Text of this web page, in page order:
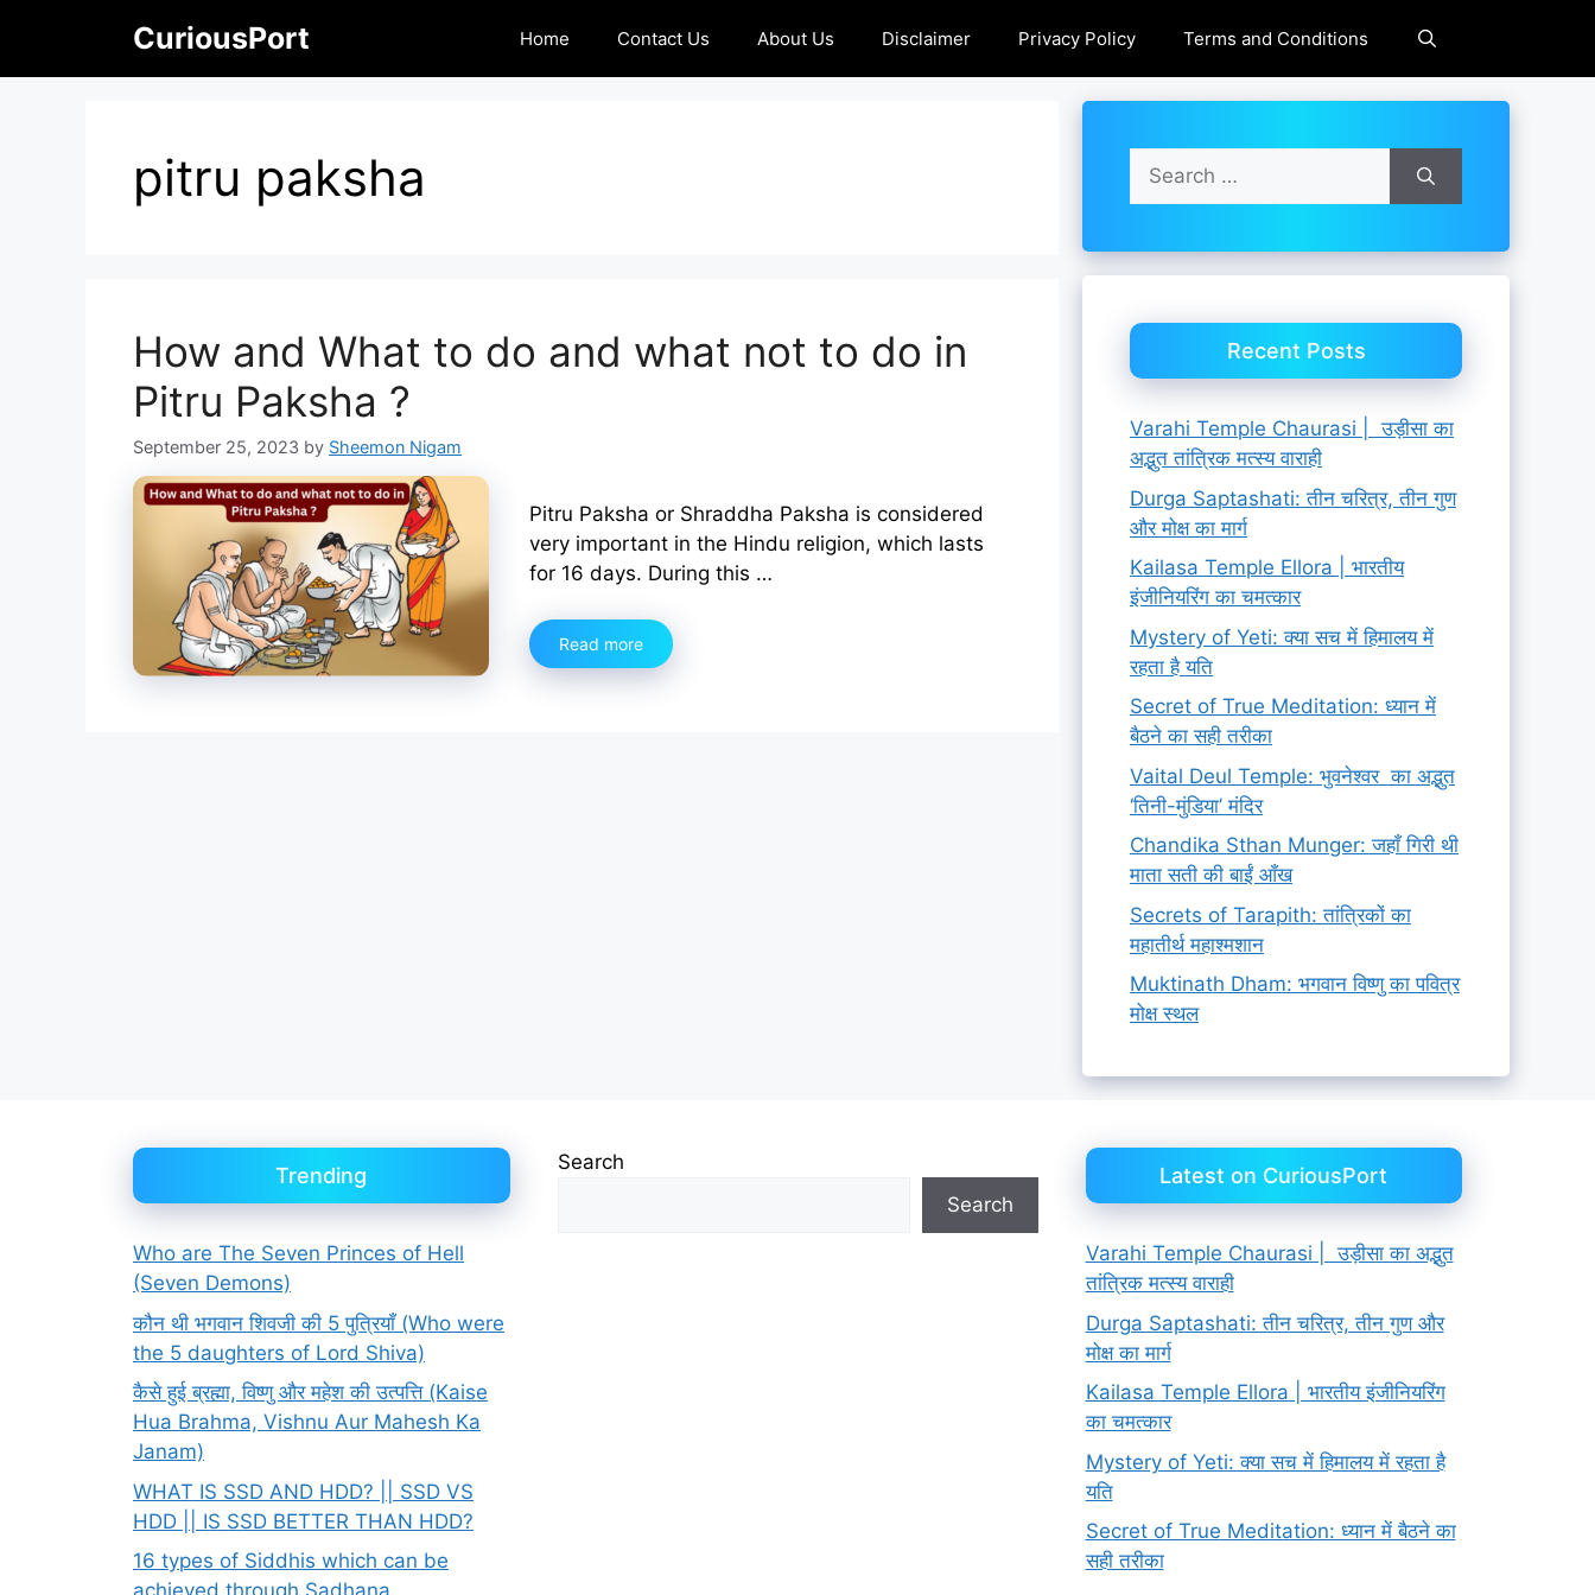
content
CuriousPort Home Contact Us About Us Disclaimer Privacy Policy Terms and Conditions
pitru paksha
How and What to do and what not to do in
Pitru Paksha ?
September 25, 2023 by Sheemon Nigam
Pitru Paksha or Shraddha Paksha is considered
very important in the Hindu religion, which lasts
for 16 days. During this …
Read more
Search
for:
Recent Posts
Varahi Temple Chaurasi | उड़ीसा का
अद्भुत तांत्रिक मत्स्य वाराही
Durga Saptashati: तीन चरित्र, तीन गुण
और मोक्ष का मार्ग
Kailasa Temple Ellora | भारतीय
इंजीनियरिंग का चमत्कार
Mystery of Yeti: क्या सच में हिमालय में
रहता है यति
Secret of True Meditation: ध्यान में
बैठने का सही तरीका
Vaital Deul Temple: भुवनेश्वर का अद्भुत
‘तिनी-मुंडिया’ मंदिर
Chandika Sthan Munger: जहाँ गिरी थी
माता सती की बाईं आँख
Secrets of Tarapith: तांत्रिकों का
महातीर्थ महाश्मशान
Muktinath Dham: भगवान विष्णु का पवित्र
मोक्ष स्थल
Trending
Who are The Seven Princes of Hell
(Seven Demons)
कौन थी भगवान शिवजी की 5 पुत्रियाँ (Who were
the 5 daughters of Lord Shiva)
कैसे हुई ब्रह्मा, विष्णु और महेश की उत्पत्ति (Kaise
Hua Brahma, Vishnu Aur Mahesh Ka
Janam)
WHAT IS SSD AND HDD? || SSD VS
HDD || IS SSD BETTER THAN HDD?
16 types of Siddhis which can be
achieved through Sadhana
Search
Search
Latest on CuriousPort
Varahi Temple Chaurasi | उड़ीसा का अद्भुत
तांत्रिक मत्स्य वाराही
Durga Saptashati: तीन चरित्र, तीन गुण और
मोक्ष का मार्ग
Kailasa Temple Ellora | भारतीय इंजीनियरिंग
का चमत्कार
Mystery of Yeti: क्या सच में हिमालय में रहता है
यति
Secret of True Meditation: ध्यान में बैठने का
सही तरीका